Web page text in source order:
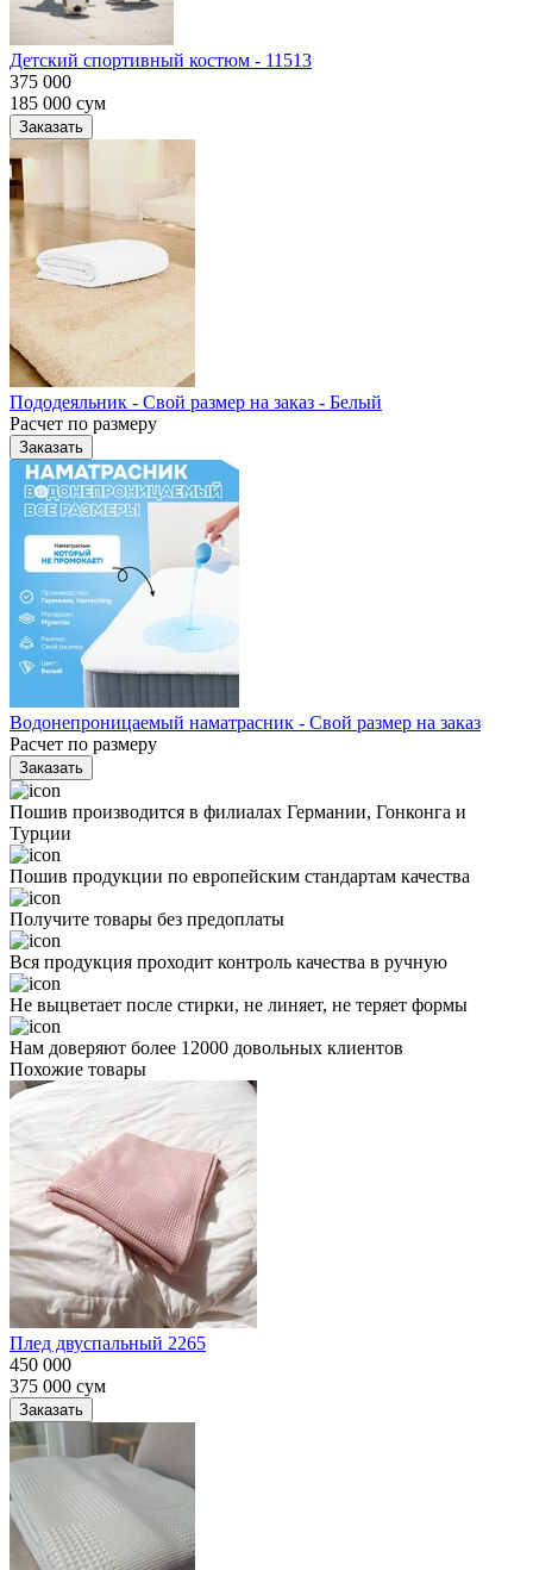
Детский спортивный костюм - 11513
375 000
185 000 сум
Заказать
Пододеяльник - Свой размер на заказ - Белый
Расчет по размеру
Заказать
Водонепроницаемый наматрасник - Свой размер на заказ
Расчет по размеру
Заказать
Пошив производится в филиалах Германии, Гонконга и
Турции
Пошив продукции по европейским стандартам качества
Получите товары без предоплаты
Вся продукция проходит контроль качества в ручную
Не выцветает после стирки, не линяет, не теряет формы
Нам доверяют более 12000 довольных клиентов
Похожие товары
Плед двуспальный 2265
450 000
375 000 сум
Заказать